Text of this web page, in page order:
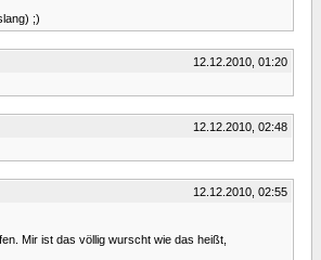
;)
12.12.2010, 01:20
12.12.2010, 02:48
12.12.2010, 02:55
Mir ist das völlig wurscht wie das heißt,